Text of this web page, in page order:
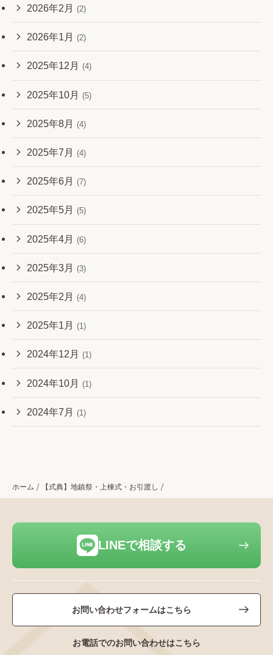
2026年2月 (2)
2026年1月 (2)
2025年12月 (4)
2025年10月 (5)
2025年8月 (4)
2025年7月 (4)
2025年6月 (7)
2025年5月 (5)
2025年4月 (6)
2025年3月 (3)
2025年2月 (4)
2025年1月 (1)
2024年12月 (1)
2024年10月 (1)
2024年7月 (1)
ホーム 【式典】地鎮祭・上棟式・お引渡し
LINEで相談する
お問い合わせフォームはこちら
お電話でのお問い合わせはこちら